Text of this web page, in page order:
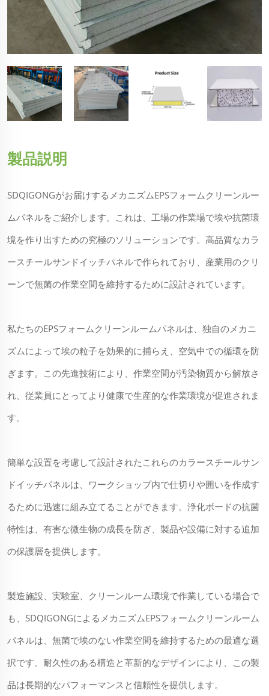
製品説明
SDQIGONGがお届けするメカニズムEPSフォームクリーンルー
ムパネルをご紹介します。これは、工場の作業場で埃や抗菌環
境を作り出すための究極のソリューションです。高品質なカラ
ースチールサンドイッチパネルで作られており、産業用のクリ
ーンで無菌の作業空間を維持するために設計されています。
私たちのEPSフォームクリーンルームパネルは、独自のメカニ
ズムによって埃の粒子を効果的に捕らえ、空気中での循環を防
ぎます。この先進技術により、作業空間が汚染物質から解放さ
れ、従業員にとってより健康で生産的な作業環境が促進されま
す。
簡単な設置を考慮して設計されたこれらのカラースチールサン
ドイッチパネルは、ワークショップ内で仕切りや囲いを作成す
るために迅速に組み立てることができます。浄化ボードの抗菌
特性は、有害な微生物の成長を防ぎ、製品や設備に対する追加
の保護層を提供します。
製造施設、実験室、クリーンルーム環境で作業している場合で
も、SDQIGONGによるメカニズムEPSフォームクリーンルーム
パネルは、無菌で埃のない作業空間を維持するための最適な選
択です。耐久性のある構造と革新的なデザインにより、この製
品は長期的なパフォーマンスと信頼性を提供します。